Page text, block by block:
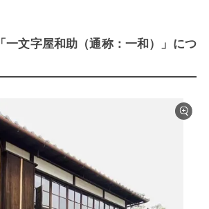
一文字屋和助（通称：一和）」につ